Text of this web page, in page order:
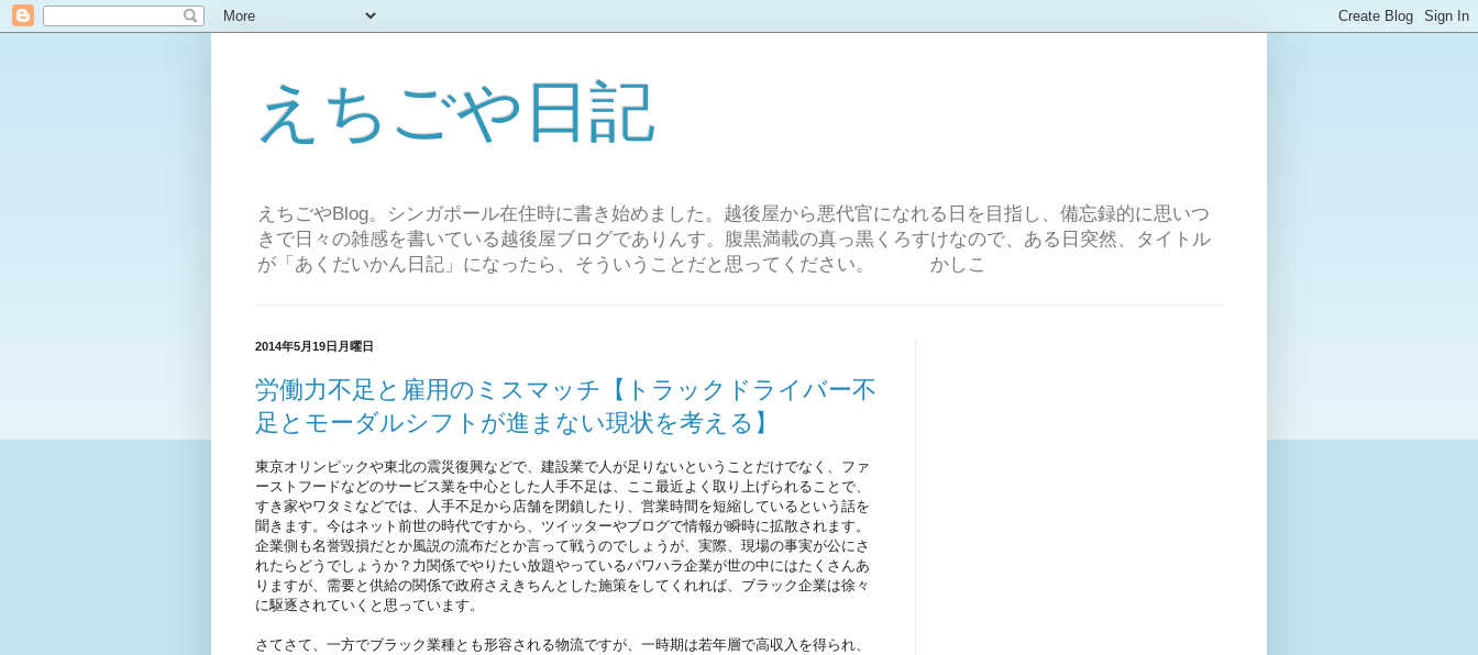
えちごや日記
えちごやBlog。シンガポール在住時に書き始めました。越後屋から悪代官になれる日を目指し、備忘録的に思いつ
きで日々の雑感を書いている越後屋ブログでありんす。腹黒満載の真っ黒くろすけなので、ある日突然、タイトル
が「あくだいかん日記」になったら、そういうことだと思ってください。 かしこ
2014年5月19日月曜日
労働力不足と雇用のミスマッチ【トラックドライバー不
足とモーダルシフトが進まない現状を考える】
東京オリンピックや東北の震災復興などで、建設業で人が足りないということだけでなく、ファ
ーストフードなどのサービス業を中心とした人手不足は、ここ最近よく取り上げられることで、
すき家やワタミなどでは、人手不足から店舗を閉鎖したり、営業時間を短縮しているという話を
聞きます。今はネット前世の時代ですから、ツイッターやブログで情報が瞬時に拡散されます。
企業側も名誉毀損だとか風説の流布だとか言って戦うのでしょうが、実際、現場の事実が公にさ
れたらどうでしょうか？力関係でやりたい放題やっているパワハラ企業が世の中にはたくさんあ
りますが、需要と供給の関係で政府さえきちんとした施策をしてくれれば、ブラック企業は徐々
に駆逐されていくと思っています。
さてさて、一方でブラック業種とも形容される物流ですが、一時期は若年層で高収入を得られ、